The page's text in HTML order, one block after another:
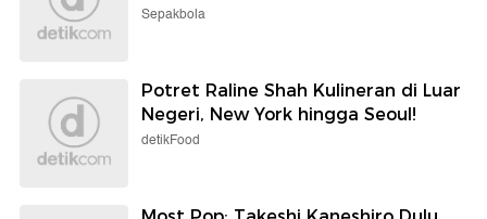
Sepakbola
Potret Raline Shah Kulineran di Luar
Negeri, New York hingga Seoul!
detikFood